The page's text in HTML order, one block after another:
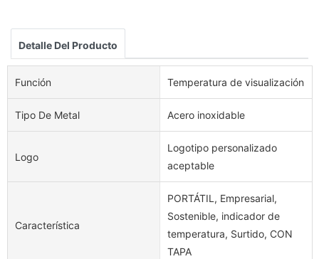
Detalle Del Producto
Función Temperatura de visualización
Tipo De Metal Acero inoxidable
Logo
Logotipo personalizado
aceptable
Característica
PORTÁTIL, Empresarial,
Sostenible, indicador de
temperatura, Surtido, CON
TAPA